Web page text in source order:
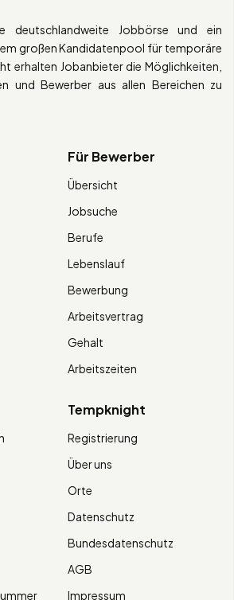
deutschlandweite Jobbörse und ein
großen Kandidatenpool für temporäre
erhalten Jobanbieter die Möglichkeiten,
und Bewerber aus allen Bereichen zu
Für Bewerber
Übersicht
Jobsuche
Berufe
Lebenslauf
Bewerbung
Arbeitsvertrag
Gehalt
Arbeitszeiten
Tempknight
Registrierung
Über uns
Orte
Datenschutz
Bundesdatenschutz
AGB
Impressum